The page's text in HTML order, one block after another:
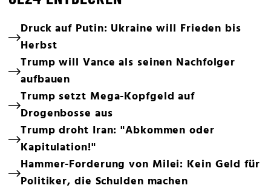
Druck auf Putin: Ukraine will Frieden bis
Herbst
Trump will Vance als seinen Nachfolger
aufbauen
Trump setzt Mega-Kopfgeld auf
Drogenbosse aus
Trump droht Iran: "Abkommen oder
Kapitulation!"
Hammer-Forderung von Milei: Kein Geld für
Politiker, die Schulden machen